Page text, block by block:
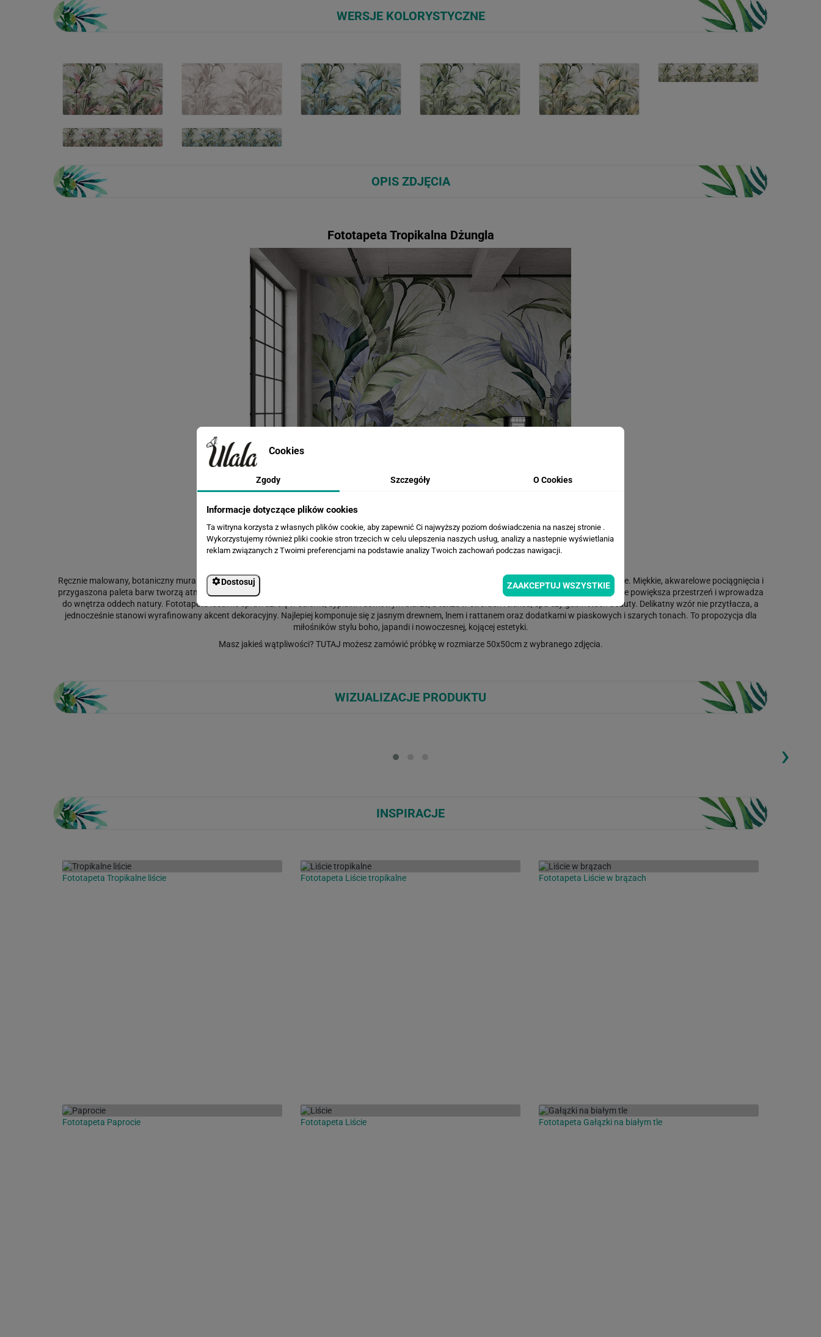
WERSJE KOLORYSTYCZNE
OPIS ZDJĘCIA
Fototapeta Tropikalna Dżungla
Ręcznie malowany, botaniczny mural przedstawia bujne tropikalne liście w odcieniach szałwii, mięty i chłodnej lawendy na subtelnym, fakturowanym tle. Miękkie, akwarelowe pociągnięcia i
przygaszona paleta barw tworzą atmosferę spokoju i elegancji. Zróżnicowane kształty palm i bananowców dodają głębi, dzięki czemu ściana optycznie powiększa przestrzeń i wprowadza
do wnętrza oddech natury. Fototapeta idealnie sprawdzi się w salonie, sypialni i domowym biurze, a także w strefach relaksu, spa czy gabinetach beauty. Delikatny wzór nie przytłacza, a
jednocześnie stanowi wyrafinowany akcent dekoracyjny. Najlepiej komponuje się z jasnym drewnem, lnem i rattanem oraz dodatkami w piaskowych i szarych tonach. To propozycja dla
miłośników stylu boho, japandi i nowoczesnej, kojącej estetyki.
Masz jakieś wątpliwości? TUTAJ możesz zamówić próbkę w rozmiarze 50x50cm z wybranego zdjęcia.
WIZUALIZACJE PRODUKTU
Loading...
›
INSPIRACJE
Fototapeta Tropikalne liście Fototapeta Liście tropikalne Fototapeta Liście w brązach
Fototapeta Paprocie Fototapeta Liście Fototapeta Gałązki na białym tle
Cookies
Zgody Szczegóły O Cookies
Informacje dotyczące plików cookies
Ta witryna korzysta z własnych plików cookie, aby zapewnić Ci najwyższy poziom doświadczenia na naszej stronie .
Wykorzystujemy również pliki cookie stron trzecich w celu ulepszenia naszych usług, analizy a nastepnie wyświetlania
reklam związanych z Twoimi preferencjami na podstawie analizy Twoich zachowań podczas nawigacji.
Dostosuj ZAAKCEPTUJ WSZYSTKIE